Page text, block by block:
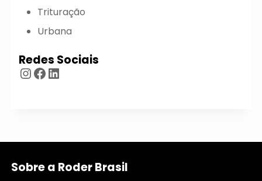
Trituração
Urbana
Redes Sociais
Instagram
Facebook
LinkedIn
Sobre a Roder Brasil